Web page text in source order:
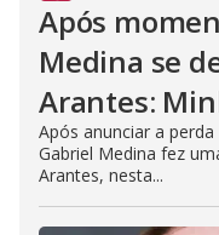
Após
Medina se
Arantes:
Após anunciar a
Gabriel Medina fez
Arantes, nesta...